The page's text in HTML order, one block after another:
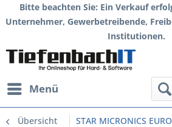
Bitte beachten Sie: Ein Verkauf
Unternehmer, Gewerbetreibende,
Institutionen.
Menü
Übersicht STAR MICRONICS